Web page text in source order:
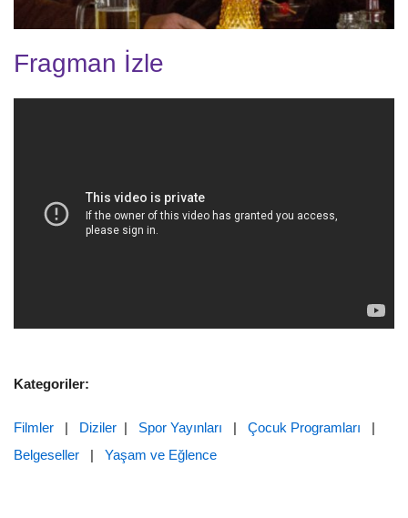
Fragman İzle
Kategoriler:
Filmler | Diziler | Spor Yayınları | Çocuk Programları |
Belgeseller | Yaşam ve Eğlence